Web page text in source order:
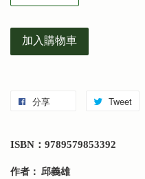
加入購物車
分享 Tweet
ISBN：9789579853392
作者： 邱義雄